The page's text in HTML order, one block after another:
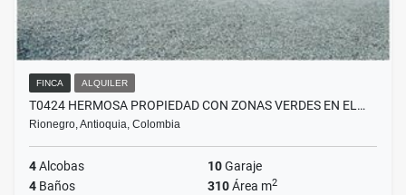
FINCA ALQUILER
T0424 HERMOSA PROPIEDAD CON ZONAS VERDES EN EL…
Rionegro, Antioquia, Colombia
4Alcobas 10Garaje
4 Baños 310Área m2